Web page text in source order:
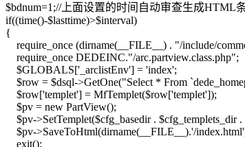
$bdnum=1;//上面设置的时间自动审查生成HTML
if((time()-$lasttime)>$interval)
{
require_once (dirname(__FILE__) . "/include/
require_once DEDEINC."/arc.partview.class.php";
$GLOBALS['_arclistEnv'] = 'index';
$row = $dsql->GetOne("Select * From
$row['templet'] = MfTemplet($row['templet']);
$pv = new PartView();
$pv->SetTemplet($cfg_basedir . $cfg_templets_dir
$pv->SaveToHtml(dirname(__FILE__).'/
exit();